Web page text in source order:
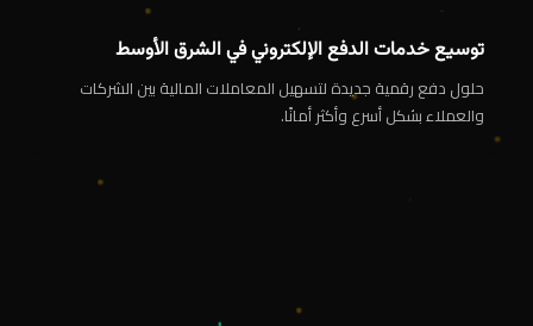
توسيع خدمات الدفع الإلكتروني في الشرق الأوسط
حلول دفع رقمية جديدة لتسهيل المعاملات المالية بين الشركات
والعملاء بشكل أسرع وأكثر أمانًا.